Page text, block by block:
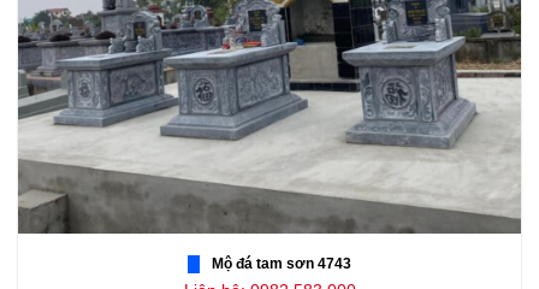
Mộ đá tam sơn 4743